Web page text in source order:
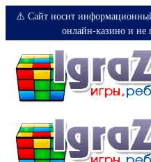
⚠️ Сайт носит
онлайн-казино и не